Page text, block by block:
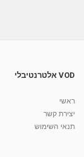
מאת
קרין גורן -
VOD אלטרנטיבלי
ראשי
יצירת קשר
תנאי השימוש